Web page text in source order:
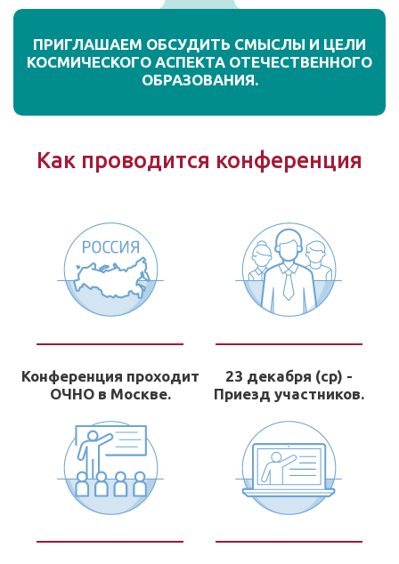
ПРИГЛАШАЕМ ОБСУДИТЬ СМЫСЛЫ И ЦЕЛИ
КОСМИЧЕСКОГО АСПЕКТА ОТЕЧЕСТВЕННОГО
ОБРАЗОВАНИЯ.
Как проводится конференция
Конференция проходит
ОЧНО в Москве.
23 декабря (ср) -
Приезд участников.